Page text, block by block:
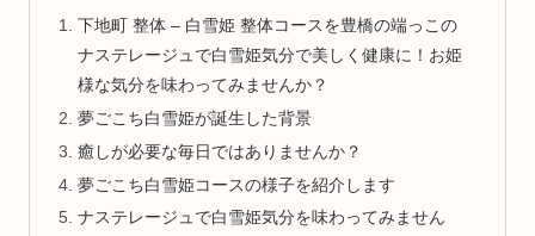
下地町 整体 – 白雪姫 整体コースを豊橋の端っこの
ナステレージュで白雪姫気分で美しく健康に！お姫
様な気分を味わってみませんか？
夢ごこち白雪姫が誕生した背景
癒しが必要な毎日ではありませんか？
夢ごこち白雪姫コースの様子を紹介します
ナステレージュで白雪姫気分を味わってみません